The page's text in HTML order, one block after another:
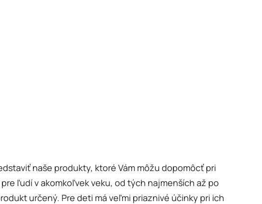
naše produkty, ktoré Vám môžu dopomôcť pri
ľudí v akomkoľvek veku, od tých najmenších až po
určený. Pre deti má veľmi priaznivé účinky pri ich